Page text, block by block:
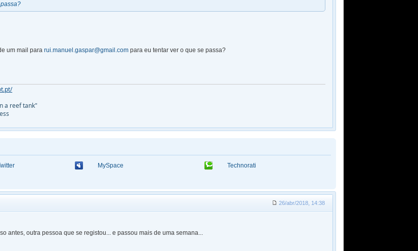
um mail pararui.manuel.gaspar@gmail.com para eu tentar ver o que se passa?
a reef tank"
MySpace Technorati
26/abr/2018, 14:38
antes, outra pessoa que se registou... e passou mais de uma semana...